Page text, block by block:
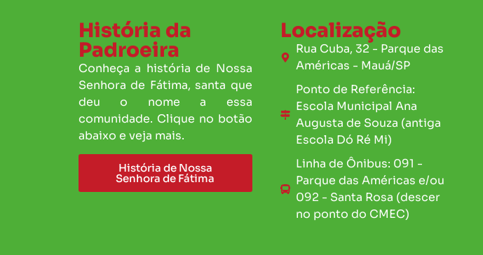
História da
Padroeira
Conheça a história de Nossa
Senhora de Fátima, santa que
deu o nome a essa
comunidade. Clique no botão
abaixo e veja mais.
História de Nossa
Senhora de Fátima
Localização
Rua Cuba, 32 - Parque das
Américas - Mauá/SP
Ponto de Referência:
Escola Municipal Ana
Augusta de Souza (antiga
Escola Dó Ré Mi)
Linha de Ônibus: 091 -
Parque das Américas e/ou
092 - Santa Rosa (descer
no ponto do CMEC)